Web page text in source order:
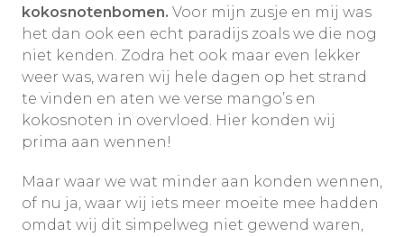
kokosnotenbomen. Voor mijn zusje en mij was
het dan ook een echt paradijs zoals we die nog
niet kenden. Zodra het ook maar even lekker
weer was, waren wij hele dagen op het strand
te vinden en aten we verse mango’s en
kokosnoten in overvloed. Hier konden wij
prima aan wennen!
Maar waar we wat minder aan konden wennen,
of nu ja, waar wij iets meer moeite mee hadden
omdat wij dit simpelweg niet gewend waren,